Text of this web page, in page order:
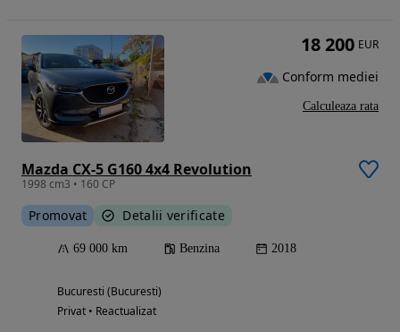
Mazda CX-5 G160 4x4 Revolution
1998 cm3 • 160 CP
Promovat Detalii verificate
69 000 km Benzina 2018
Bucuresti (Bucuresti)
Privat • Reactualizat
18 200 EUR
Conform mediei
Calculeaza rata